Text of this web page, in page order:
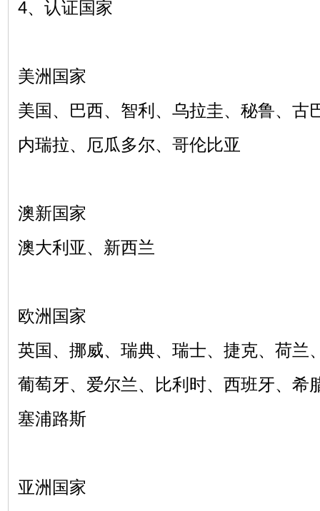
4、认证国家
美洲国家
美国、巴西、智利、乌拉圭、秘鲁、古
内瑞拉、厄瓜多尔、哥伦比亚
澳新国家
澳大利亚、新西兰
欧洲国家
英国、挪威、瑞典、瑞士、捷克、荷兰
葡萄牙、爱尔兰、比利时、西班牙、希
塞浦路斯
亚洲国家